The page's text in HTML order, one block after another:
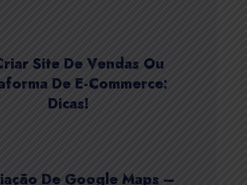
Site De Vendas Ou
De E-Commerce:
Dicas!
De Google Maps –